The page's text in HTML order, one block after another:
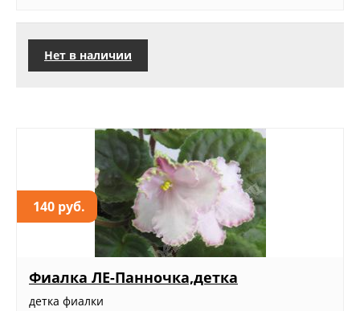
Нет в наличии
140 руб.
Фиалка ЛЕ-Панночка,детка
детка фиалки